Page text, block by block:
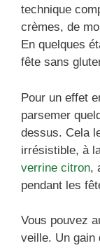
technique
crèmes, de
En quelques
fête sans
Pour un effet
parsemer
dessus. Cela
irrésistible, à
verrine citron,
pendant les
Vous pouvez
veille. Un gain